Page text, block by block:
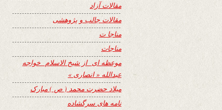
مقالات آزاد
مقالات جالب و پژوهشی
مناجا ت
مناجات
موعظه ای از شیخ الاسلام خواجه
عبدالله « انصاری »
میلاد حضرت محمد ( ص ) مبارک
نامه های سرگشاده